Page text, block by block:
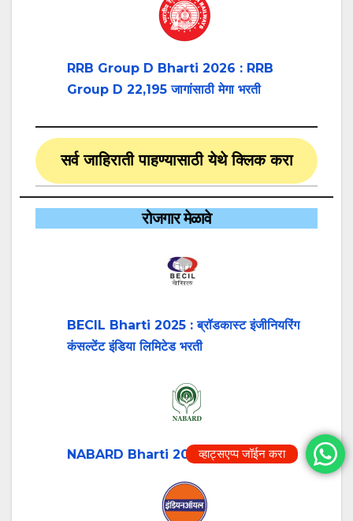
RRB Group D Bharti 2026 : RRB
Group D 22,195 जागांसाठी मेगा भरती
सर्व जाहिराती पाहण्यासाठी येथे क्लिक करा
रोजगार मेळावे
BECIL Bharti 2025 : ब्रॉडकास्ट इंजीनियरिंग
कंसल्टेंट इंडिया लिमिटेड भरती
NABARD Bharti 2025 : नाबार्ड बँक भरती
व्हाट्सएप्प जॉईन करा